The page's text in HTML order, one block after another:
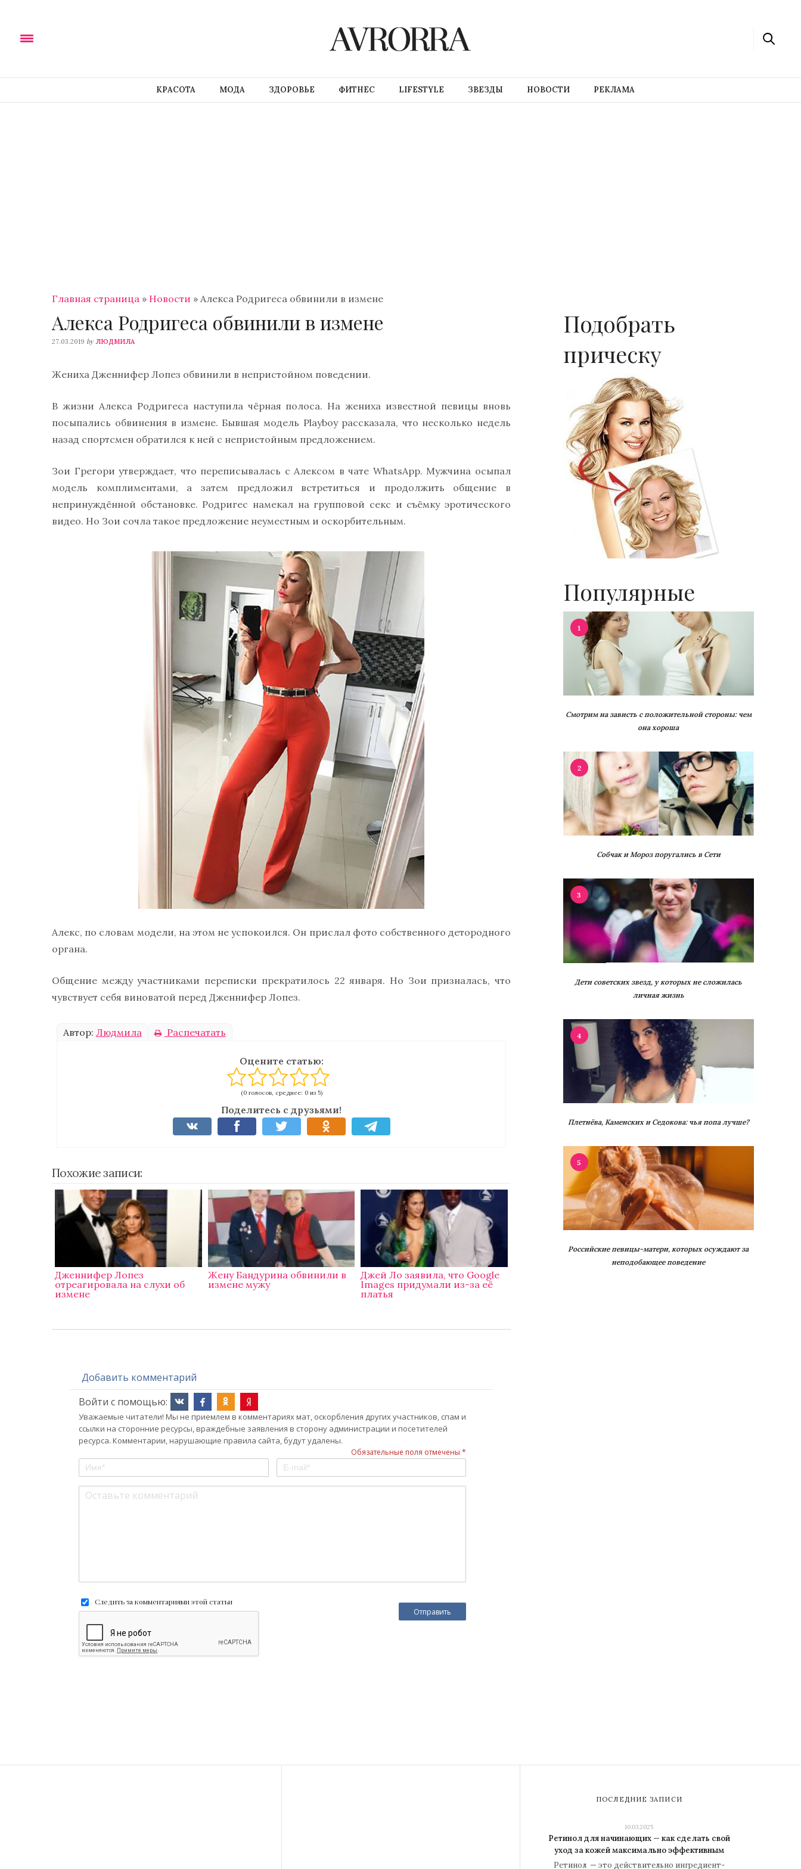
КРАСОТА МОДА ЗДОРОВЬЕ ФИТНЕС LIFESTYLE ЗВЕЗДЫ НОВОСТИ РЕКЛАМА
Главная страница » Новости » Алекса Родригеса обвинили в измене
Алекса Родригеса обвинили в измене
27.03.2019 by ЛЮДМИЛА
Жениха Дженнифер Лопез обвинили в непристойном поведении.
В жизни Алекса Родригеса наступила чёрная полоса. На жениха известной певицы вновь
посыпались обвинения в измене. Бывшая модель Playboy рассказала, что несколько недель
назад спортсмен обратился к ней с непристойным предложением.
Зои Грегори утверждает, что переписывалась с Алексом в чате WhatsApp. Мужчина осыпал
модель комплиментами, а затем предложил встретиться и продолжить общение в
непринуждённой обстановке. Родригес намекал на групповой секс и съёмку эротического
видео. Но Зои сочла такое предложение неуместным и оскорбительным.
Алекс, по словам модели, на этом не успокоился. Он прислал фото собственного детородного
органа.
Общение между участниками переписки прекратилось 22 января. Но Зои призналась, что
чувствует себя виноватой перед Дженнифер Лопез.
Автор: Людмила Распечатать
Оцените статью:
(0 голосов, среднее: 0 из 5)
Поделитесь с друзьями!
Похожие записи:
Дженнифер Лопез
отреагировала на слухи об
измене
Жену Бандурина обвинили в
измене мужу
Джей Ло заявила, что Google
Images придумали из-за её
платья
Добавить комментарий
Войти с помощью:
Уважаемые читатели! Мы не приемлем в комментариях мат, оскорбления других участников, спам и
ссылки на сторонние ресурсы, враждебные заявления в сторону администрации и посетителей
ресурса. Комментарии, нарушающие правила сайта, будут удалены.
Обязательные поля отмечены *
Следить за комментариями этой статьи
Подобрать
прическу
Популярные
1
Смотрим на зависть с положительной стороны: чем
она хороша
2
Собчак и Мороз поругались в Сети
3
Дети советских звезд, у которых не сложилась
личная жизнь
4
Плетнёва, Каменских и Седокова: чья попа лучше?
5
Российские певицы-матери, которых осуждают за
неподобающее поведение
ПОСЛЕДНИЕ ЗАПИСИ
10.03.2025
Ретинол для начинающих — как сделать свой
уход за кожей максимально эффективным
Ретинол — это действительно ингредиент-